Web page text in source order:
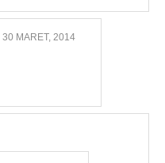
30 MARET, 2014